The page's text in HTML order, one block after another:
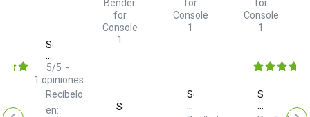
Softube
American
Class
A
Recíbelo
en:
5/5 -
1 opiniones
Softube
Softube
Weiss
Softube
Empirical